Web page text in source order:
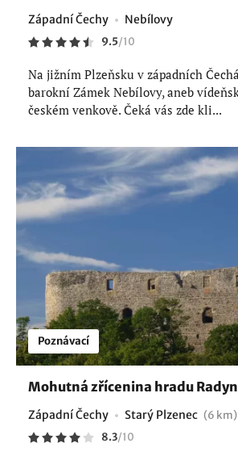
Západní Čechy Nebílovy
9.5/10
Na jižním Plzeňsku v západních
barokní Zámek Nebílovy, aneb
českém venkově. Čeká vás zde kli...
Poznávací
Mohutná zřícenina hradu
Západní Čechy Starý Plzenec (6 km)
8.3/10